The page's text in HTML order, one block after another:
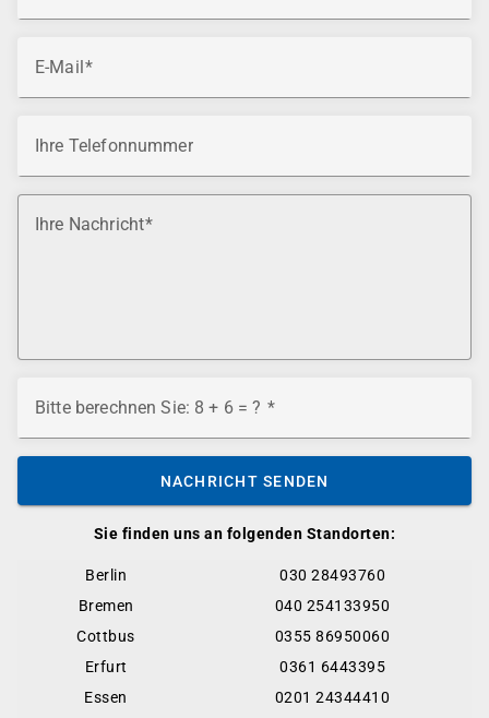
Sie finden uns an folgenden Standorten:
Berlin
030 28493760
Bremen
040 254133950
Cottbus
0355 86950060
Erfurt
0361 6443395
Essen
0201 24344410
E-Mail
Ihre Telefonnummer
Ihre Nachricht
Bitte berechnen Sie: 8 + 6 = ?
NACHRICHT SENDEN